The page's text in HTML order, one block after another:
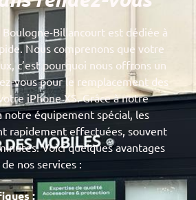
Billancourt est dédiée à
Nous comprenons que votre
c’est pourquoi nous offrons un
vous pour le remplacement des
iPhone XS. Grâce à notre
notre équipement spécial, les
rapidement effectuées, souvent
Voici quelques avantages
de nos services :
: